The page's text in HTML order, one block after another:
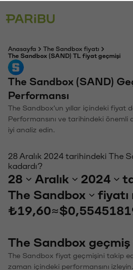
Anasayfa
The Sandbox fiyatı
The Sandbox (SAND) TL fiyat geçmişi
The Sandbox (SAND)
Performansı
The Sandbox'un yıllar içindeki fiyat
Performansını ve tarihindeki önemli
iyi analiz edin.
28 Aralık 2024 tarihindeki The
kadardı?
28 Aralık 2024
The Sandbox
fiyatı
₺19,60≈
The Sandbox
The Sandbox fiyat geçmişini takip
zaman içindeki performansını